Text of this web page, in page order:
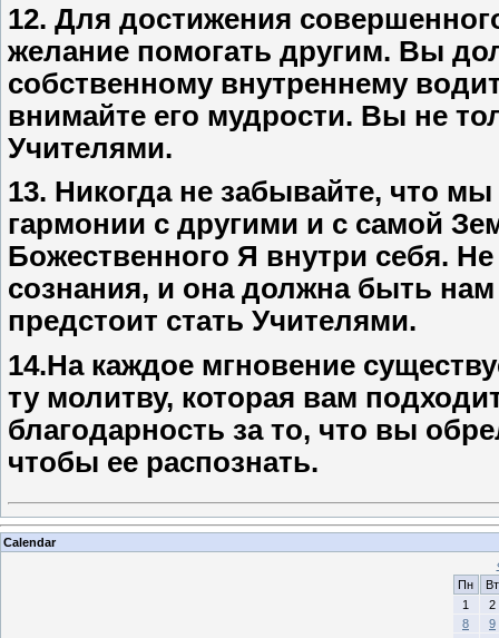
12. Для достижения
желание помогать другим. Вы
собственному внутреннему
внимайте его мудрости. Вы не
Учителями.
13. Никогда не забывайте, что
гармонии с другими и с самой
Божественного Я внутри себя.
сознания, и она должна быть
предстоит стать Учителями.
14.На каждое мгновение
ту молитву, которая вам
благодарность за то, что вы
чтобы ее распознать.
Calendar
Пн
Вт
1
2
8
9